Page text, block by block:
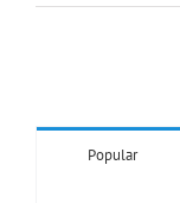
Popular